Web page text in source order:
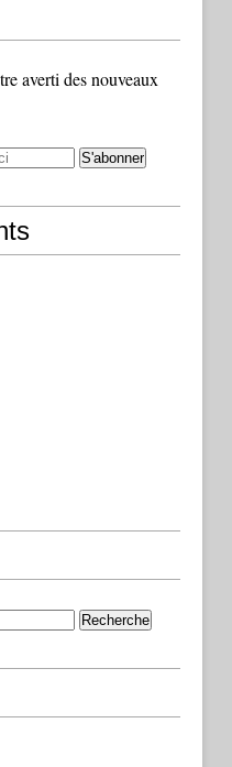
averti des nouveaux